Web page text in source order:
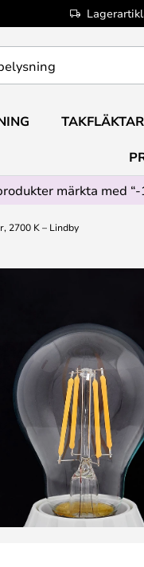
TAKFLÄKTAR
märkta med “-
2700 K – Lindby